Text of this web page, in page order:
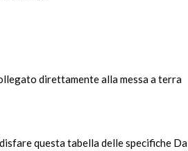
direttamente alla messa a terra
questa tabella delle specifiche Da